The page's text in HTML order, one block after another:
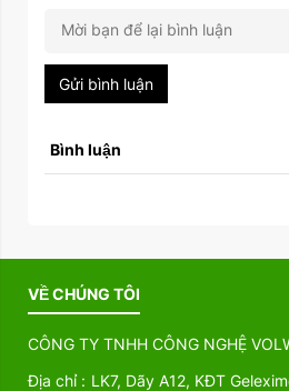
Gửi bình luận
Bình luận
VỀ CHÚNG TÔI
CÔNG TY TNHH CÔNG NGHỆ
Địa chỉ : LK7, Dãy A12, KĐT